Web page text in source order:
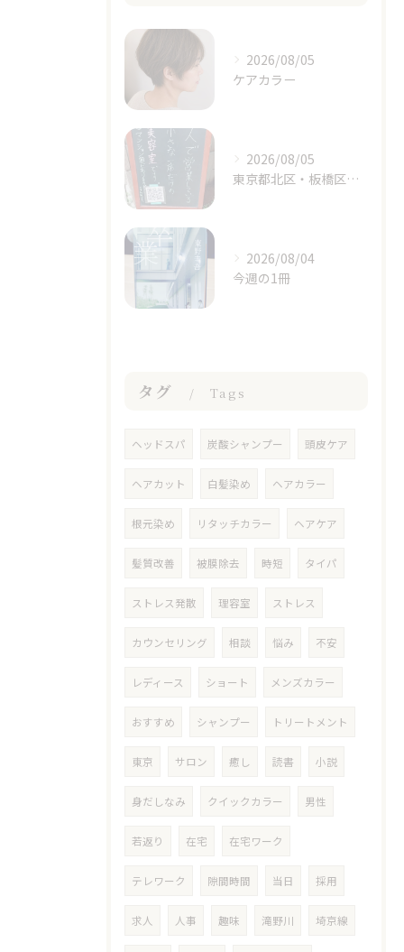
2026/08/05
ケアカラー
2026/08/05
東京都北区・板橋区でヘアマニキュアをお探しの方へ｜頭皮がしみる方のための白髪染めという選択肢
2026/08/04
今週の1冊
タグ Tags
ヘッドスパ 炭酸シャンプー 頭皮ケア
ヘアカット 白髪染め ヘアカラー
根元染め リタッチカラー ヘアケア
髪質改善 被膜除去 時短 タイパ
ストレス発散 理容室 ストレス
カウンセリング 相談 悩み 不安
レディース ショート メンズカラー
おすすめ シャンプー トリートメント
東京 サロン 癒し 読書 小説
身だしなみ クイックカラー 男性
若返り 在宅 在宅ワーク
テレワーク 隙間時間 当日 採用
求人 人事 趣味 滝野川 埼京線